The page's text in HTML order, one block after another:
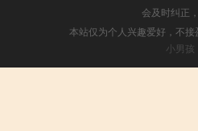
会及时纠正
本站仅为个人兴趣爱好，不
小男孩